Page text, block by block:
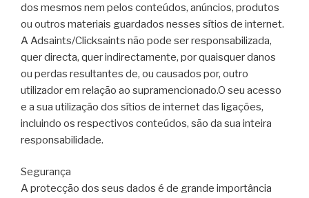
dos mesmos nem pelos conteúdos, anúncios, produtos
ou outros materiais guardados nesses sítios de internet.
A Adsaints/Clicksaints não pode ser responsabilizada,
quer directa, quer indirectamente, por quaisquer danos
ou perdas resultantes de, ou causados por, outro
utilizador em relação ao supramencionado.O seu acesso
e a sua utilização dos sítios de internet das ligações,
incluindo os respectivos conteúdos, são da sua inteira
responsabilidade.
Segurança
A protecção dos seus dados é de grande importância